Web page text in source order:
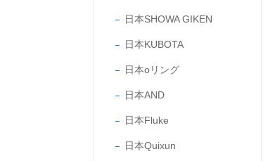
日本SHOWA GIKEN
日本KUBOTA
日本oリング
日本AND
日本Fluke
日本Quixun